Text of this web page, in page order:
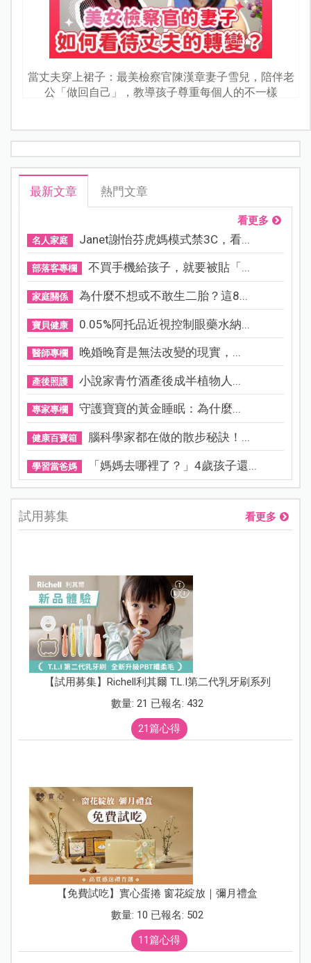
當丈夫穿上裙子：最美檢察官陳漢章妻子雪兒，陪伴老
公「做回自己」，教導孩子尊重每個人的不一樣
最新文章 熱門文章
看更多
名人家庭 Janet謝怡芬虎媽模式禁3C，看...
部落客專欄 不買手機給孩子，就要被貼「...
家庭關係 為什麼不想或不敢生二胎？這8...
寶貝健康 0.05%阿托品近視控制眼藥水納...
醫師專欄 晚婚晚育是無法改變的現實，...
產後照護 小說家青竹酒產後成半植物人...
專家專欄 守護寶寶的黃金睡眠：為什麼...
健康百寶箱 腦科學家都在做的散步秘訣！...
學習當爸媽 「媽媽去哪裡了？」4歲孩子還...
試用募集 看更多
【試用募集】Richell利其爾 T.L.I第二代乳牙刷系列
數量: 21 已報名: 432
21篇心得
【免費試吃】實心蛋捲 窗花綻放｜彌月禮盒
數量: 10 已報名: 502
11篇心得